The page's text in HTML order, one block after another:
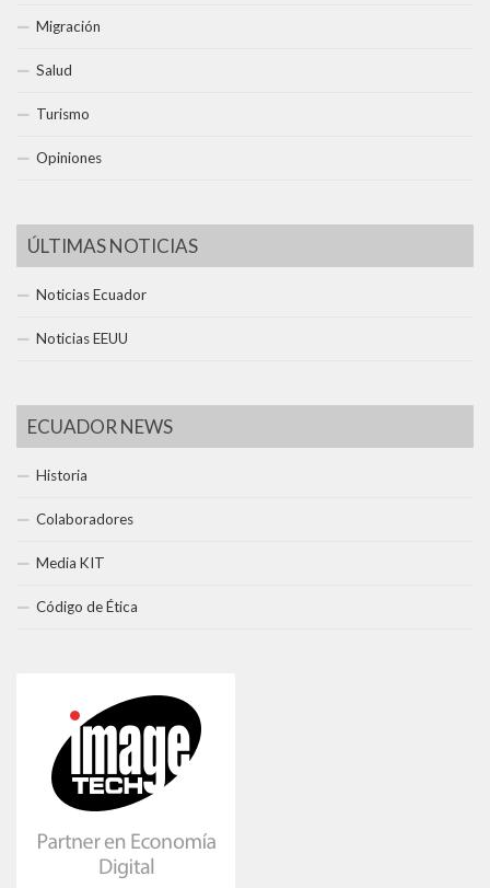
Migración
Salud
Turismo
Opiniones
ÚLTIMAS NOTICIAS
Noticias Ecuador
Noticias EEUU
ECUADOR NEWS
Historia
Colaboradores
Media KIT
Código de Ética